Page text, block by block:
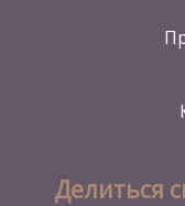
Делиться